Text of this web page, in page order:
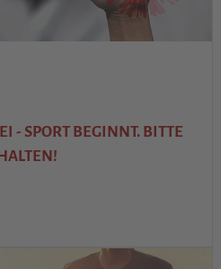
- SPORT BEGINNT. BITTE